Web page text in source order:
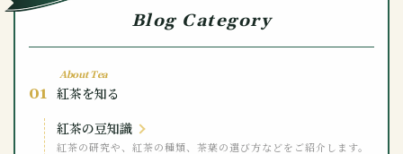
Blog Category
About Tea
01 紅茶を知る
紅茶の豆知識
紅茶の研究や、紅茶の種類、茶葉の選び方などをご紹介します。